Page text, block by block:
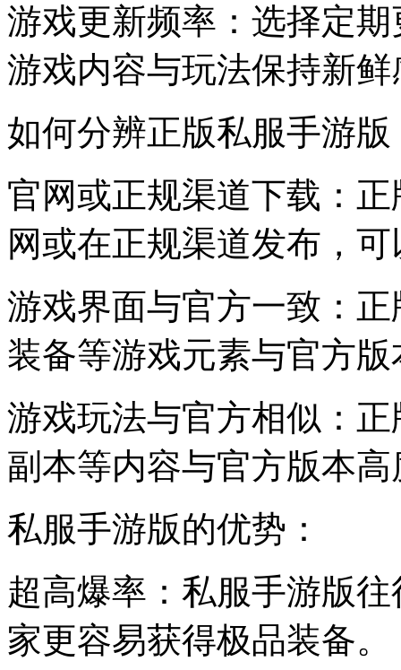
游戏更新频率：选择定
游戏内容与玩法保持新鲜
如何分辨正版私服手游版
官网或正规渠道下载：
网或在正规渠道发布，
游戏界面与官方一致：
装备等游戏元素与官方
游戏玩法与官方相似：
副本等内容与官方版本
私服手游版的优势：
超高爆率：私服手游版
家更容易获得极品装备。